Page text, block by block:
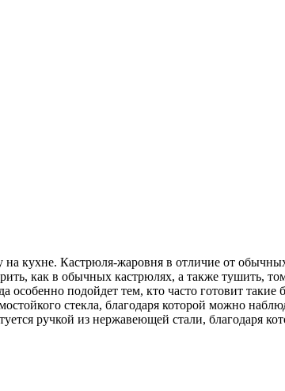
кухне. Кастрюля-жаровня в отличие от
как в обычных кастрюлях, а также тушить,
подойдет тем, кто часто готовит
стекла, благодаря которой можно
ручкой из нержавеющей стали, благодаря